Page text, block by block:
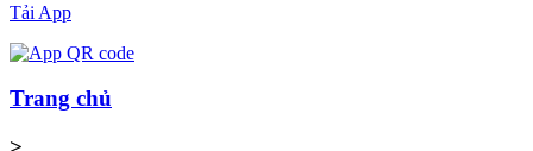
Tải App
Trang chủ